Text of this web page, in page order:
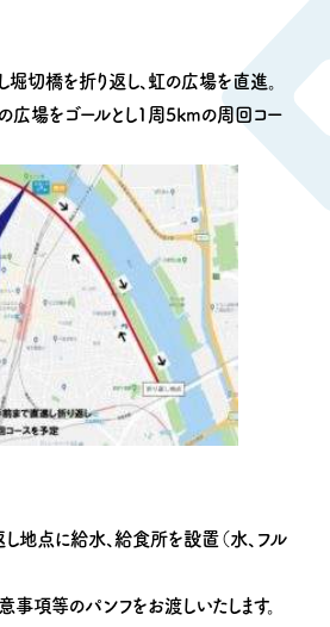
堀切橋を折り返し、虹の広場を直進。
広場をゴールとし1周5kmの周回コー
地点に給水、給食所を設置（水、フル
事項等のパンフをお渡しいたします。